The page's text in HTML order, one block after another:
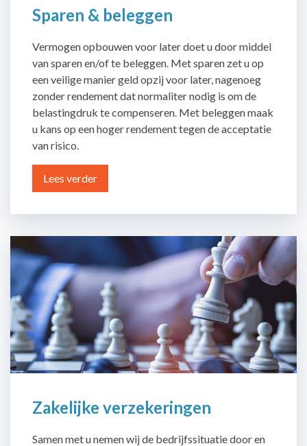
Sparen & beleggen
Vermogen opbouwen voor later doet u door middel
van sparen en/of te beleggen. Met sparen zet u op
een veilige manier geld opzij voor later, nagenoeg
zonder rendement dat normaliter nodig is om de
belastingdruk te compenseren. Met beleggen maak
u kans op een hoger rendement tegen de acceptatie
van risico.
Lees verder
Zakelijke verzekeringen
Samen met u nemen wij de bedrijfssituatie door en